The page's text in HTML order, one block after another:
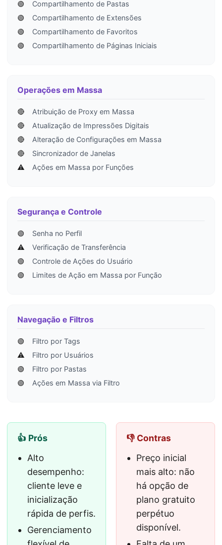
🟢
Compartilhamento de Pastas
🟢
Compartilhamento de Extensões
🟢
Compartilhamento de Favoritos
🟢
Compartilhamento de Páginas Iniciais
Operações em Massa
🔴
Atribuição de Proxy em Massa
🔴
Atualização de Impressões Digitais
🔴
Alteração de Configurações em Massa
🔴
Sincronizador de Janelas
⚠️
Ações em Massa por Funções
Segurança e Controle
🟢
Senha no Perfil
⚠️
Verificação de Transferência
🟢
Controle de Ações do Usuário
🟢
Limites de Ação em Massa por Função
Navegação e Filtros
🟢
Filtro por Tags
⚠️
Filtro por Usuários
🟢
Filtro por Pastas
🟢
Ações em Massa via Filtro
👍 Prós
Alto
desempenho:
cliente leve e
inicialização
rápida de perfis.
Gerenciamento
👎 Contras
Preço inicial
mais alto: não
há opção de
plano gratuito
perpétuo
disponível.